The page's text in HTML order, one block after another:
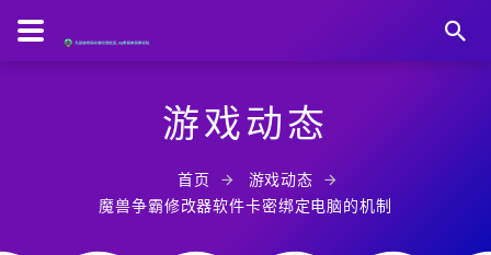
游戏动态
首页
游戏动态
魔兽争霸修改器软件卡密绑定电脑的机制